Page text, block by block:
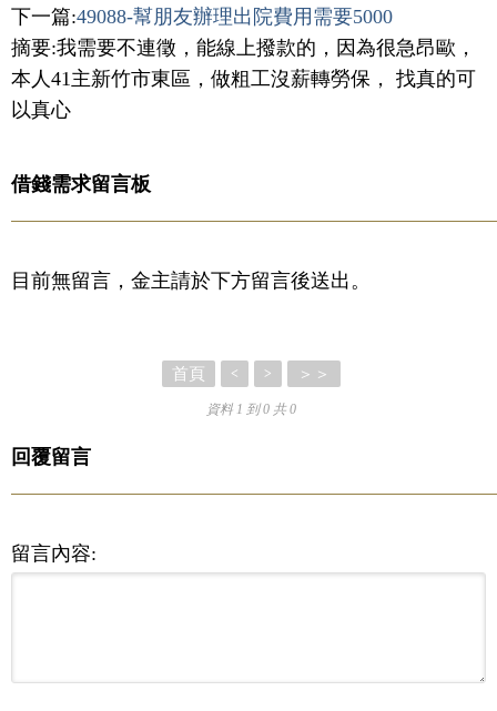
下一篇:49088-幫朋友辦理出院費用需要5000
摘要:我需要不連徵，能線上撥款的，因為很急昂歐，
本人41主新竹市東區，做粗工沒薪轉勞保， 找真的可
以真心
借錢需求留言板
目前無留言，金主請於下方留言後送出。
首頁 < > ＞＞
資料 1 到 0 共 0
回覆留言
留言內容: